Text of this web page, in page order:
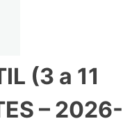
(3 a 11
– 2026-